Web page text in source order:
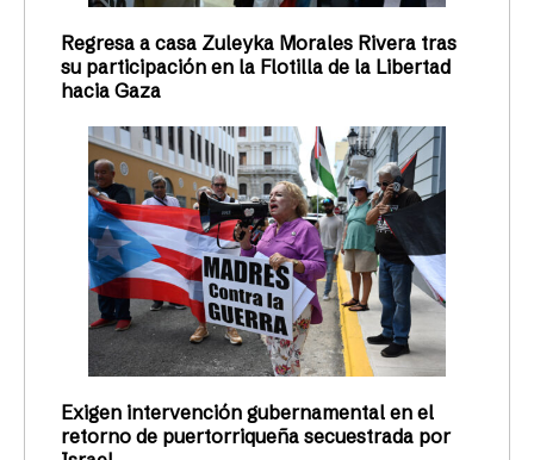
Regresa a casa Zuleyka Morales Rivera tras
su participación en la Flotilla de la Libertad
hacia Gaza
Exigen intervención gubernamental en el
retorno de puertorriqueña secuestrada por